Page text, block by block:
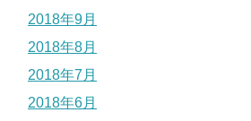
2018年9月
2018年8月
2018年7月
2018年6月